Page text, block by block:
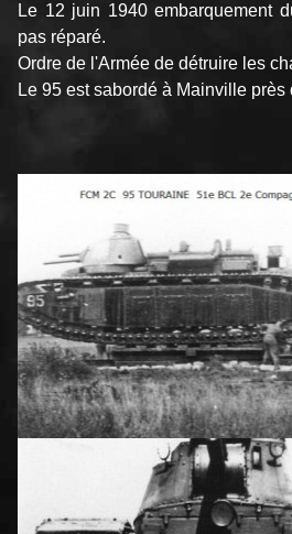
Le 12 juin 1940 embarquement
pas réparé.
Ordre de l'Armée de détruire les
Le 95 est sabordé à Mainville près